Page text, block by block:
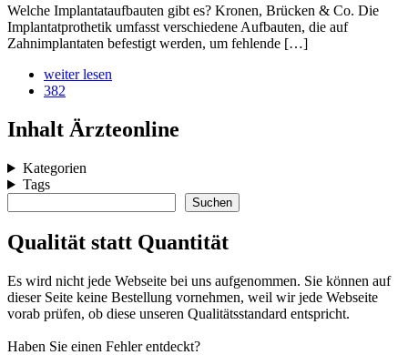
Welche Implantataufbauten gibt es? Kronen, Brücken & Co. Die
Implantatprothetik umfasst verschiedene Aufbauten, die auf
Zahnimplantaten befestigt werden, um fehlende […]
weiter lesen
382
Widgets
Inhalt Ärzteonline
Kategorien
Tags
Suchen
Qualität statt Quantität
Es wird nicht jede Webseite bei uns aufgenommen. Sie können auf
dieser Seite keine Bestellung vornehmen, weil wir jede Webseite
vorab prüfen, ob diese unseren Qualitätsstandard entspricht.
Haben Sie einen Fehler entdeckt?